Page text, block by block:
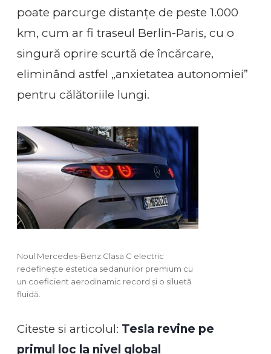
poate parcurge distanțe de peste 1.000
km, cum ar fi traseul Berlin-Paris, cu o
singură oprire scurtă de încărcare,
eliminând astfel „anxietatea autonomiei”
pentru călătoriile lungi.
Noul Mercedes-Benz Clasa C electric
redefinește estetica sedanurilor premium cu
un coeficient aerodinamic record și o siluetă
fluidă.
Citeste si articolul: Tesla revine pe
primul loc la nivel global